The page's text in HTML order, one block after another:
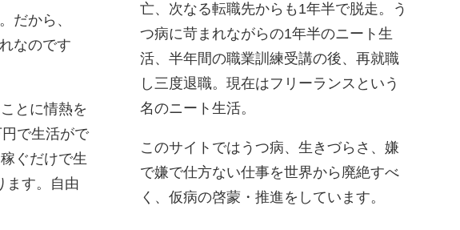
だから、
なのです
とに情熱を
で生活がで
ぐだけで生
ます。自由
亡、次なる転職先からも1年半で脱走。う
つ病に苛まれながらの1年半のニート生
活、半年間の職業訓練受講の後、再就職
し三度退職。現在はフリーランスという
名のニート生活。
このサイトではうつ病、生きづらさ、嫌
で嫌で仕方ない仕事を世界から廃絶すべ
く、仮病の啓蒙・推進をしています。